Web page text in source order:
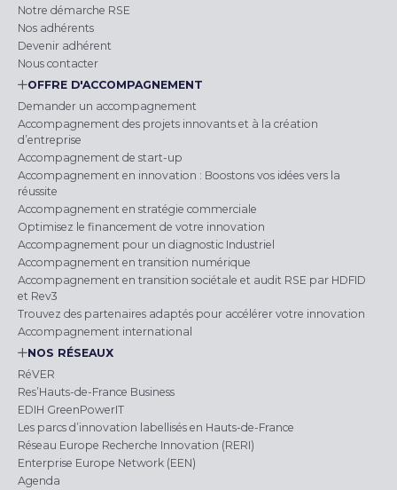
Notre démarche RSE
Nos adhérents
Devenir adhérent
Nous contacter
OFFRE D'ACCOMPAGNEMENT
Demander un accompagnement
Accompagnement des projets innovants et à la création
d’entreprise
Accompagnement de start-up
Accompagnement en innovation : Boostons vos idées vers la
réussite
Accompagnement en stratégie commerciale
Optimisez le financement de votre innovation
Accompagnement pour un diagnostic Industriel
Accompagnement en transition numérique
Accompagnement en transition sociétale et audit RSE par HDFID
et Rev3
Trouvez des partenaires adaptés pour accélérer votre innovation
Accompagnement international
NOS RÉSEAUX
RéVER
Res’Hauts-de-France Business
EDIH GreenPowerIT
Les parcs d’innovation labellisés en Hauts-de-France
Réseau Europe Recherche Innovation (RERI)
Enterprise Europe Network (EEN)
Agenda